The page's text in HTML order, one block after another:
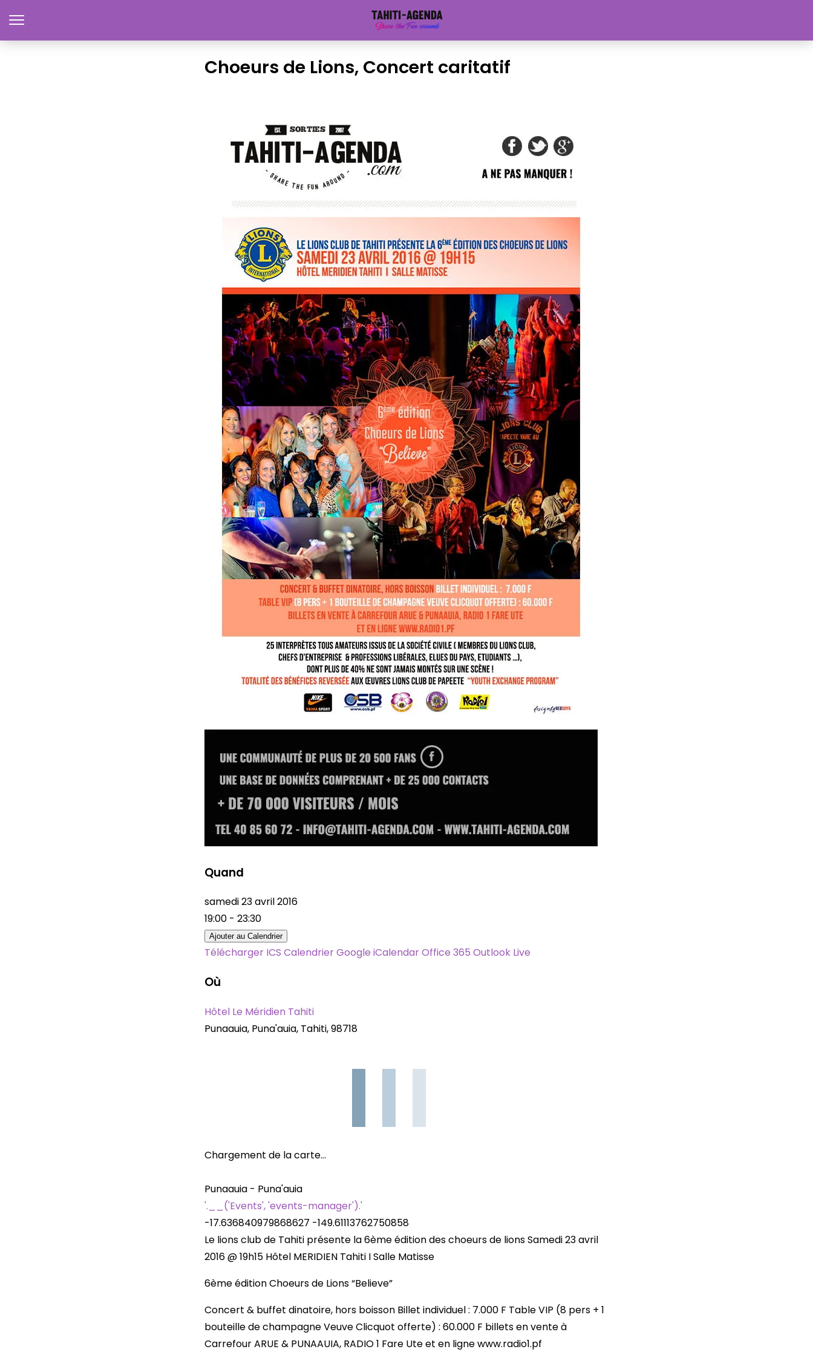
Choeurs de Lions, Concert caritatif
Quand
samedi 23 avril 2016
19:00 - 23:30
Ajouter au Calendrier
Télécharger ICS Calendrier Google iCalendarOffice 365 Outlook Live
Où
Hôtel Le Méridien Tahiti
Punaauia, Puna'auia, Tahiti, 98718
Chargement de la carte…
Punaauia - Puna'auia
'.__('Events', 'events-manager').'
-17.636840979868627 -149.61113762750858
Le lions club de Tahiti présente la 6ème édition des choeurs de lions Samedi 23 avril
2016 @ 19h15 Hôtel MERIDIEN Tahiti I Salle Matisse
6ème édition Choeurs de Lions “Believe”
Concert & buffet dinatoire, hors boisson Billet individuel : 7.000 F Table VIP (8 pers + 1
bouteille de champagne Veuve Clicquot offerte) : 60.000 F billets en vente à
Carrefour ARUE & PUNAAUIA, RADIO 1 Fare Ute et en ligne www.radio1.pf